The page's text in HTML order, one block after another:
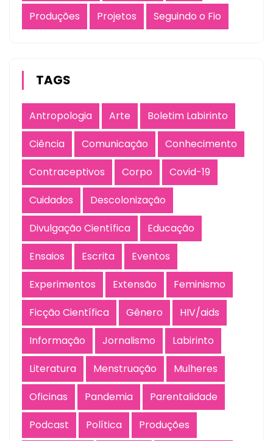
Produções Projetos Seguindo o Fio
TAGS
Antropologia Arte
Boletim Labirinto
Ciência
Comunicação
Conhecimento
Contraceptivos
Corpo
Covid-19
Cuidados
Descolonização
Divulgação Científica
Educação
Ensaios
Escrita
Eventos
Experimentos
Extensão
Feminismo
Ficção Científica
Gênero
HIV/aids
Informação
Jornalismo
Labirinto
Literatura
Menstruação
Mulheres
Oficinas
Pandemia
Parentalidade
Podcast
Política
Produções